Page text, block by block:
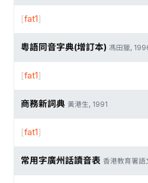
[fat1]
粵語同音字典(增訂本) 馮田獵,
[fat1]
商務新詞典 黃港生, 1991
[fat1]
常用字廣州話讀音表 香港教育署語